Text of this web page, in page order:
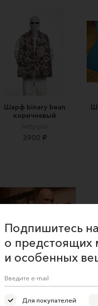
Шарф binary bean
коричневый
Antyqua
3900 ₽
кистями из шерсти и
хлопка
KlaraRuFelt
Подпишитесь
о предстоящих
и особенных
Для покупателей